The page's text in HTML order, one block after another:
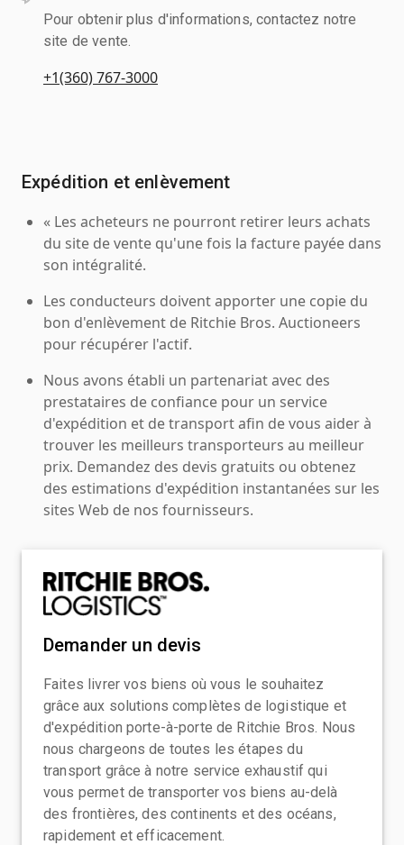
Pour obtenir plus d'informations, contactez notre
site de vente.
+1(360) 767-3000
Expédition et enlèvement
« Les acheteurs ne pourront retirer leurs achats
du site de vente qu'une fois la facture payée dans
son intégralité.
Les conducteurs doivent apporter une copie du
bon d'enlèvement de Ritchie Bros. Auctioneers
pour récupérer l'actif.
Nous avons établi un partenariat avec des
prestataires de confiance pour un service
d'expédition et de transport afin de vous aider à
trouver les meilleurs transporteurs au meilleur
prix. Demandez des devis gratuits ou obtenez
des estimations d'expédition instantanées sur les
sites Web de nos fournisseurs.
Demander un devis
Faites livrer vos biens où vous le souhaitez
grâce aux solutions complètes de logistique et
d'expédition porte-à-porte de Ritchie Bros. Nous
nous chargeons de toutes les étapes du
transport grâce à notre service exhaustif qui
vous permet de transporter vos biens au-delà
des frontières, des continents et des océans,
rapidement et efficacement.